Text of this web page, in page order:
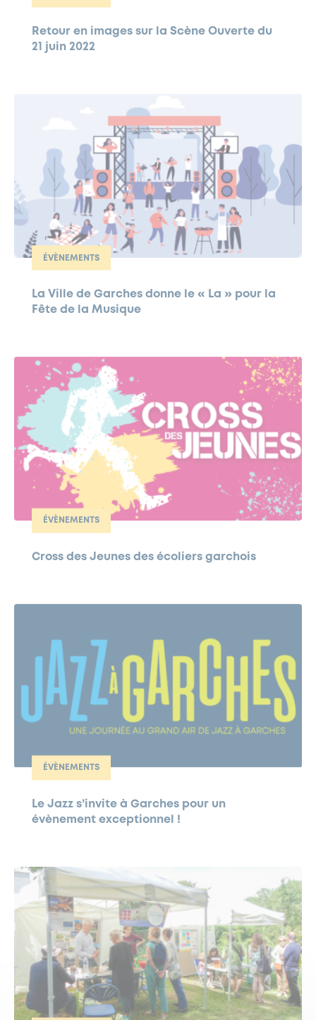
Retour en images sur la Scène Ouverte du
21 juin 2022
ÉVÈNEMENTS
La Ville de Garches donne le « La » pour la
Fête de la Musique
ÉVÈNEMENTS
Cross des Jeunes des écoliers garchois
ÉVÈNEMENTS
Le Jazz s’invite à Garches pour un
évènement exceptionnel !